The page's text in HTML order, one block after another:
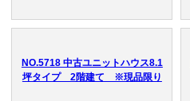
NO.5718 中古ユニットハウス8.1
坪タイプ 2階建て ※現品限り